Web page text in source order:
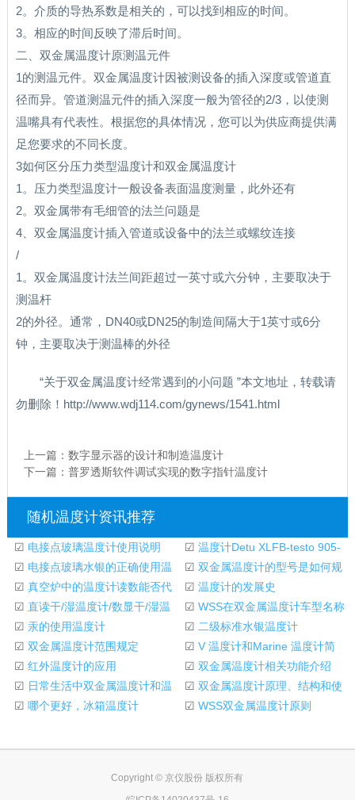
2。介质的导热系数是相关的，可以找到相应的时间。
3。相应的时间反映了滞后时间。
二、双金属温度计原测温元件
1的测温元件。双金属温度计因被测设备的插入深度或管道直
径而异。管道测温元件的插入深度一般为管径的2/3，以使测
温嘴具有代表性。根据您的具体情况，您可以为供应商提供满
足您要求的不同长度。
3如何区分压力类型温度计和双金属温度计
1。压力类型温度计一般设备表面温度测量，此外还有
2。双金属带有毛细管的法兰问题是
4、双金属温度计插入管道或设备中的法兰或螺纹连接
/
1。双金属温度计法兰间距超过一英寸或六分钟，主要取决于
测温杆
2的外径。通常，DN40或DN25的制造间隔大于1英寸或6分
钟，主要取决于测温棒的外径
“关于双金属温度计经常遇到的小问题 ”本文地址，转载请
勿删除！http://www.wdj114.com/gynews/1541.html
上一篇： 数字显示器的设计和制造温度计
下一篇： 普罗透斯软件调试实现的数字指针温度计
随机温度计资讯推荐
☑ 电接点玻璃温度计使用说明 ☑ 温度计Detu XLFB-testo 905-
T1-T1-
☑ 电接点玻璃水银的正确使用温
度计
☑ 双金属温度计的型号是如何规
定的？
☑ 真空炉中的温度计读数能否代
表真空炉空间中
☑ 温度计的发展史
☑ 直读干/湿温度计/数显干/湿温
度计/温湿度记
☑ WSS在双金属温度计车型名称
中的含义
☑ 汞的使用温度计 ☑ 二级标准水银温度计
☑ 双金属温度计范围规定 ☑ V 温度计和Marine 温度计简
介
☑ 红外温度计的应用 ☑ 双金属温度计相关功能介绍
☑ 日常生活中双金属温度计和温
度计的区别
☑ 双金属温度计原理、结构和使
用说明
☑ 哪个更好，冰箱温度计 ☑ WSS双金属温度计原则
Copyright © 京仪股份 版权所有